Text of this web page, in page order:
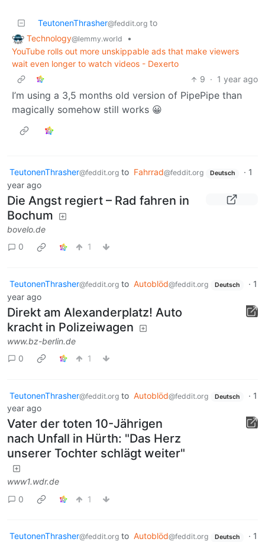
TeutonenThrasher@feddit.org to
Technology@lemmy.world
•
YouTube rolls out more unskippable ads that make viewers
wait even longer to watch videos - Dexerto
9 · 1 year ago
I’m using a 3,5 months old version of PipePipe than
magically somehow still works 😀
TeutonenThrasher@feddit.org to Fahrrad@feddit.org Deutsch · 1
year ago
Die Angst regiert – Rad fahren in
Bochum
bovelo.de
0
1
TeutonenThrasher@feddit.org to Autoblöd@feddit.org Deutsch · 1
year ago
Direkt am Alexanderplatz! Auto
kracht in Polizeiwagen
www.bz-berlin.de
0
1
TeutonenThrasher@feddit.org to Autoblöd@feddit.org Deutsch · 1
year ago
Vater der toten 10-Jährigen
nach Unfall in Hürth: "Das Herz
unserer Tochter schlägt weiter"
www1.wdr.de
0
1
TeutonenThrasher@feddit.org to Autoblöd@feddit.org Deutsch · 1